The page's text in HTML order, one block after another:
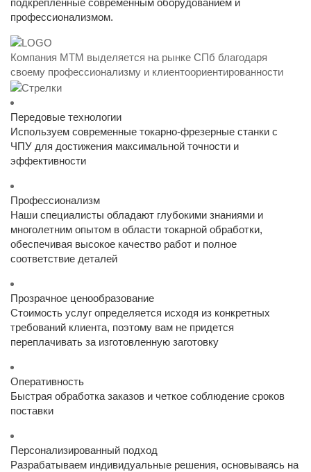
профессионализмом.
Компания МТМ выделяется на рынке СПб благодаря
своему профессионализму и клиентоориентированности
Передовые технологии
Используем современные токарно-фрезерные станки с
ЧПУ для достижения максимальной точности и
эффективности
Профессионализм
Наши специалисты обладают глубокими знаниями и
многолетним опытом в области токарной обработки,
обеспечивая высокое качество работ и полное
соответствие деталей
Прозрачное ценообразование
Стоимость услуг определяется исходя из конкретных
требований клиента, поэтому вам не придется
переплачивать за изготовленную заготовку
Оперативность
Быстрая обработка заказов и четкое соблюдение сроков
поставки
Персонализированный подход
Разрабатываем индивидуальные решения, основываясь на